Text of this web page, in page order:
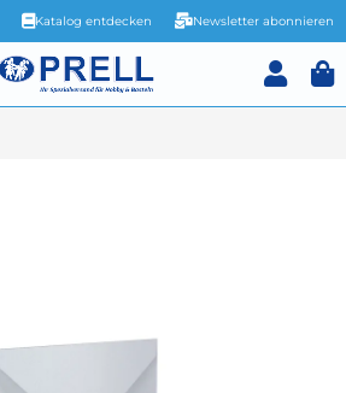
Katalog entdecken Newsletter abonnieren